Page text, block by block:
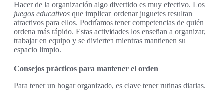
Hacer de la organización algo divertido es muy efectivo. Los
juegos educativos que implican ordenar juguetes resultan
atractivos para ellos. Podríamos tener competencias de quién
ordena más rápido. Estas actividades los enseñan a organizar,
trabajar en equipo y se divierten mientras mantienen su
espacio limpio.
Consejos prácticos para mantener el orden
Para tener un hogar organizado, es clave tener rutinas diarias.